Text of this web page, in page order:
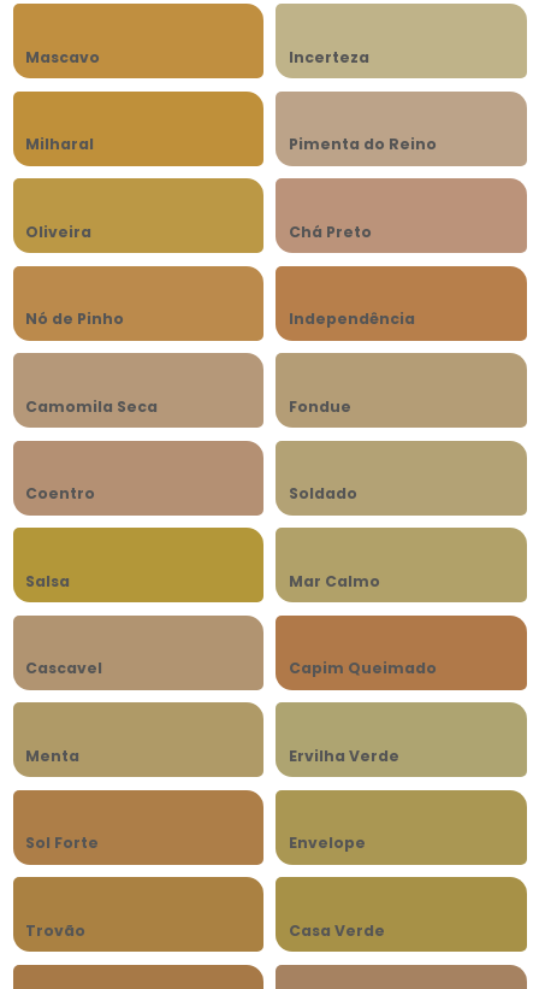
Mascavo Incerteza
Milharal Pimenta do Reino
Oliveira Chá Preto
Nó de Pinho Independência
Camomila Seca Fondue
Coentro Soldado
Salsa Mar Calmo
Cascavel Capim Queimado
Menta Ervilha Verde
Sol Forte Envelope
Trovão Casa Verde